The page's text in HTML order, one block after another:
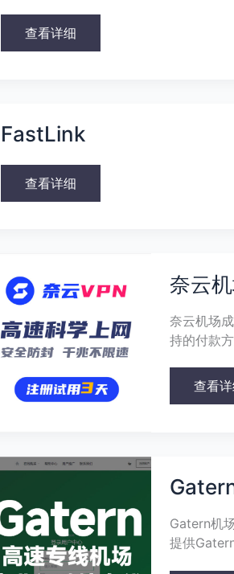
查看详细
FastLink
查看详细
奈云
奈云机场
持的付款
机
场
查看
Gatern机
提供
场